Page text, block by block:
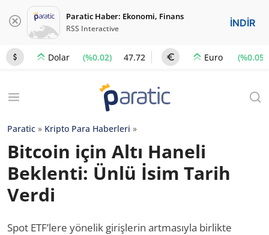
Paratic Haber: Ekonomi, Finans
RSS Interactive İNDİR
Dolar (%0.02) 47.72 Euro (%0.05)
Paratic » Kripto Para Haberleri »
Bitcoin için Altı Haneli
Beklenti: Ünlü İsim Tarih
Verdi
Spot ETF’lere yönelik girişlerin artmasıyla birlikte